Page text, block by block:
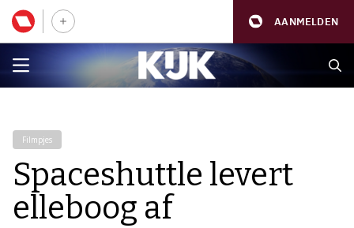
AANMELDEN
Filmpjes
Spaceshuttle levert
elleboog af